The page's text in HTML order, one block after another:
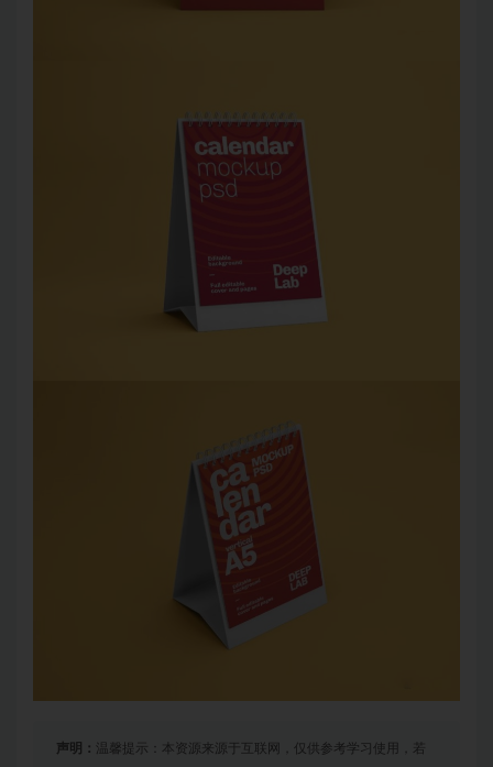
声明： 温馨提示：本资源来源于互联网，仅供参考学习使用，若